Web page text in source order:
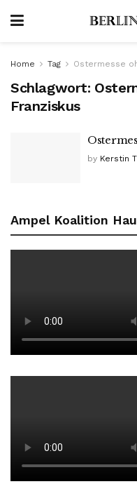
Home Tag Ostermesse
Schlagwort:
Franziskus
by Kerstin
Ampel Koalition